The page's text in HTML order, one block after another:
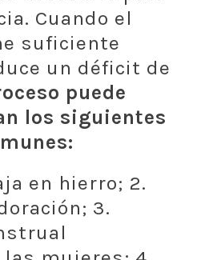
Cuando el
suficiente
un déficit de
puede
los siguientes
en hierro; 2.
3.